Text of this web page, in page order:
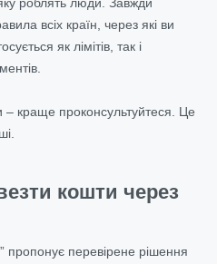
всіх країн, через які ви
як лімітів, так і
краще проконсультуйтеся. Це
кошти через
пропонує перевірене рішення